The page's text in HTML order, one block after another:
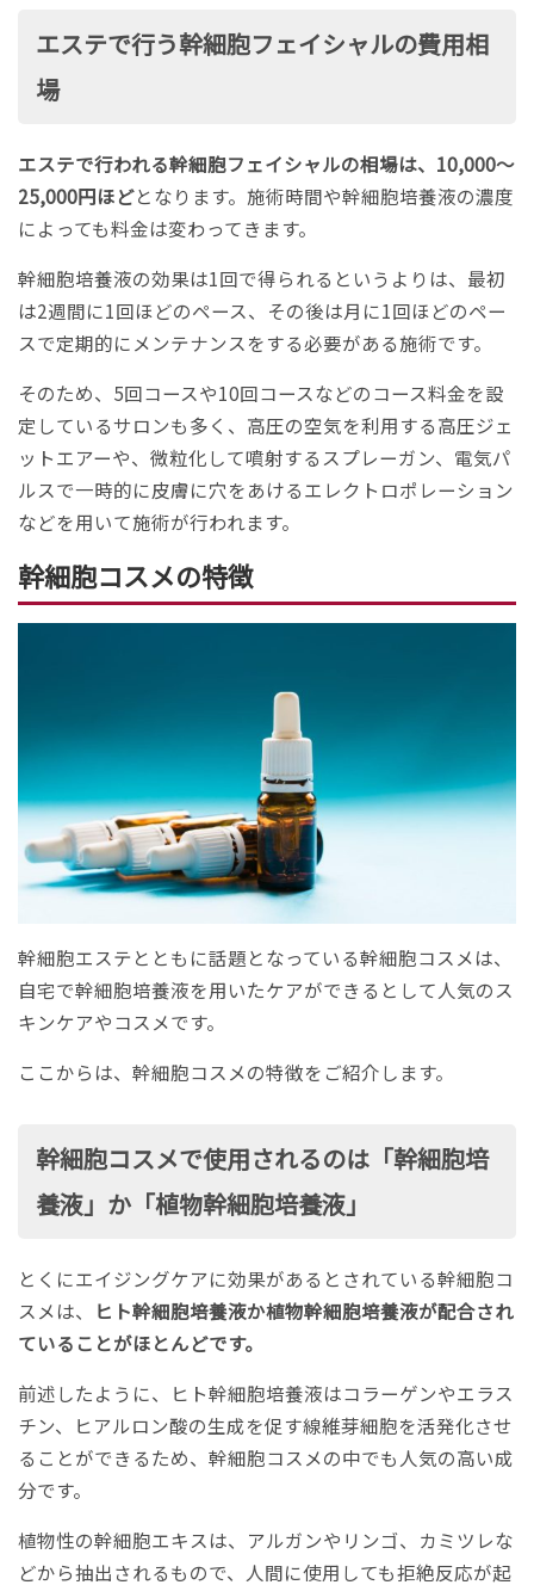
エステで行う幹細胞フェイシャルの費用相
場
エステで行われる幹細胞フェイシャルの相場は、10,000～
25,000円ほどとなります。施術時間や幹細胞培養液の濃度
によっても料金は変わってきます。
幹細胞培養液の効果は1回で得られるというよりは、最初
は2週間に1回ほどのペース、その後は月に1回ほどのペー
スで定期的にメンテナンスをする必要がある施術です。
そのため、5回コースや10回コースなどのコース料金を設
定しているサロンも多く、高圧の空気を利用する高圧ジェ
ットエアーや、微粒化して噴射するスプレーガン、電気パ
ルスで一時的に皮膚に穴をあけるエレクトロポレーション
などを用いて施術が行われます。
幹細胞コスメの特徴
幹細胞エステとともに話題となっている幹細胞コスメは、
自宅で幹細胞培養液を用いたケアができるとして人気のス
キンケアやコスメです。
ここからは、幹細胞コスメの特徴をご紹介します。
幹細胞コスメで使用されるのは「幹細胞培
養液」か「植物幹細胞培養液」
とくにエイジングケアに効果があるとされている幹細胞コ
スメは、
ヒト幹細胞培養液か植物幹細胞培養液が配合され
ていることがほとんどです。
前述したように、ヒト幹細胞培養液はコラーゲンやエラス
チン、ヒアルロン酸の生成を促す線維芽細胞を活発化させ
ることができるため、幹細胞コスメの中でも人気の高い成
分です。
植物性の幹細胞エキスは、アルガンやリンゴ、カミツレな
どから抽出されるもので、人間に使用しても拒絶反応が起